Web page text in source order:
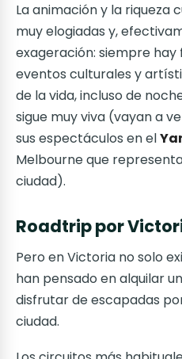
La animación y la riqueza
muy elogiadas y,
exageración: siempre hay
eventos culturales y
de la vida, incluso de
sigue muy viva (vayan a
sus espectáculos en el
Melbourne que
ciudad).
Roadtrip por
Pero en Victoria no solo
han pensado en alquilar
disfrutar de escapadas
ciudad.